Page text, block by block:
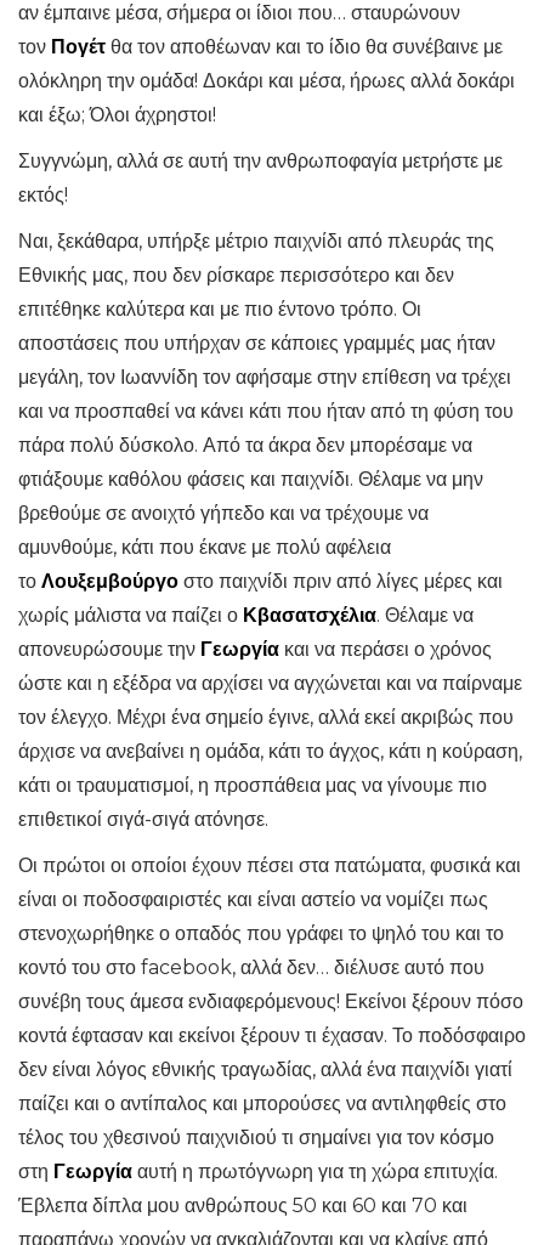
αν έμπαινε μέσα, σήμερα οι ίδιοι που… σταυρώνουν
τον Πογέτ θα τον αποθέωναν και το ίδιο θα συνέβαινε με
ολόκληρη την ομάδα! Δοκάρι και μέσα, ήρωες αλλά δοκάρι
και έξω; Όλοι άχρηστοι!
Συγγνώμη, αλλά σε αυτή την ανθρωποφαγία μετρήστε με
εκτός!
Ναι, ξεκάθαρα, υπήρξε μέτριο παιχνίδι από πλευράς της
Εθνικής μας, που δεν ρίσκαρε περισσότερο και δεν
επιτέθηκε καλύτερα και με πιο έντονο τρόπο. Οι
αποστάσεις που υπήρχαν σε κάποιες γραμμές μας ήταν
μεγάλη, τον Ιωαννίδη τον αφήσαμε στην επίθεση να τρέχει
και να προσπαθεί να κάνει κάτι που ήταν από τη φύση του
πάρα πολύ δύσκολο. Από τα άκρα δεν μπορέσαμε να
φτιάξουμε καθόλου φάσεις και παιχνίδι. Θέλαμε να μην
βρεθούμε σε ανοιχτό γήπεδο και να τρέχουμε να
αμυνθούμε, κάτι που έκανε με πολύ αφέλεια
το Λουξεμβούργο στο παιχνίδι πριν από λίγες μέρες και
χωρίς μάλιστα να παίζει ο Κβασατσχέλια. Θέλαμε να
απονευρώσουμε την Γεωργία και να περάσει ο χρόνος
ώστε και η εξέδρα να αρχίσει να αγχώνεται και να παίρναμε
τον έλεγχο. Μέχρι ένα σημείο έγινε, αλλά εκεί ακριβώς που
άρχισε να ανεβαίνει η ομάδα, κάτι το άγχος, κάτι η κούραση,
κάτι οι τραυματισμοί, η προσπάθεια μας να γίνουμε πιο
επιθετικοί σιγά-σιγά ατόνησε.
Οι πρώτοι οι οποίοι έχουν πέσει στα πατώματα, φυσικά και
είναι οι ποδοσφαιριστές και είναι αστείο να νομίζει πως
στενοχωρήθηκε ο οπαδός που γράφει το ψηλό του και το
κοντό του στο facebook, αλλά δεν… διέλυσε αυτό που
συνέβη τους άμεσα ενδιαφερόμενους! Εκείνοι ξέρουν πόσο
κοντά έφτασαν και εκείνοι ξέρουν τι έχασαν. Το ποδόσφαιρο
δεν είναι λόγος εθνικής τραγωδίας, αλλά ένα παιχνίδι γιατί
παίζει και ο αντίπαλος και μπορούσες να αντιληφθείς στο
τέλος του χθεσινού παιχνιδιού τι σημαίνει για τον κόσμο
στη Γεωργία αυτή η πρωτόγνωρη για τη χώρα επιτυχία.
Έβλεπα δίπλα μου ανθρώπους 50 και 60 και 70 και
παραπάνω χρονών να αγκαλιάζονται και να κλαίνε από